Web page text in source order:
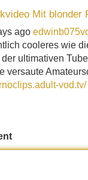
Mit blonder
ago
cooleres wie
ultimativen
versaute
vod.tv/